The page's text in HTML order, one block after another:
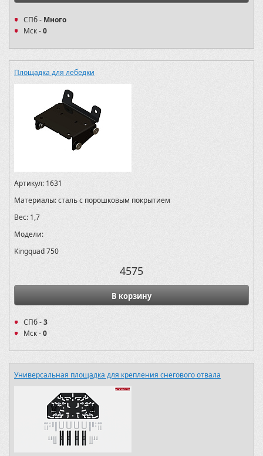
СПб - Много
Мск -0
Площадка для лебедки
Артикул: 1631
Материалы:сталь с порошковым покрытием
Вес: 1,7
Модели:
Kingquad 750
4575
В корзину
СПб -3
Мск -0
Универсальная площадка для крепления снегового отвала